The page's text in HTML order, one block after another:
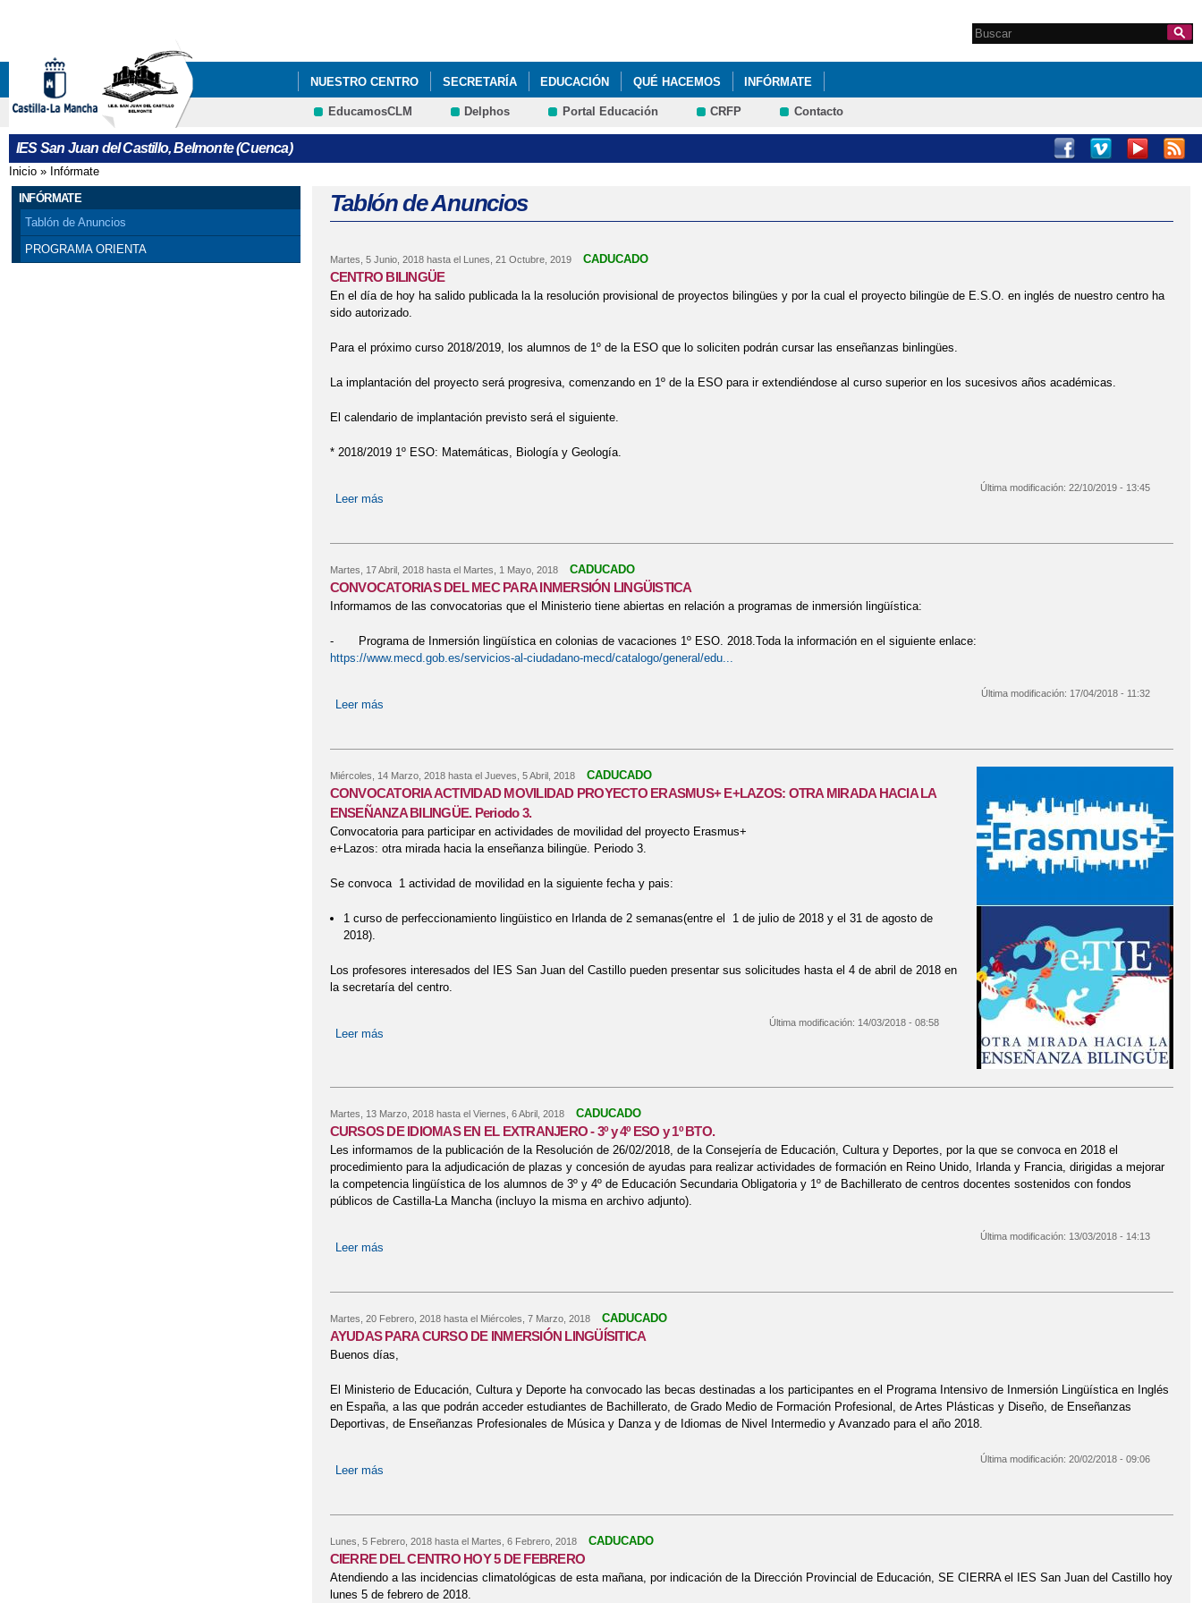
Formulario de
Search this site
NUESTRO CENTRO SECRETARÍA EDUCACIÓN QUÉ HACEMOS INFÓRMATE
EducamosCLM Delphos Portal Educación CRFP Contacto
IES San Juan del Castillo, Belmonte (Cuenca)
Se encuentra usted aquí
Inicio » Infórmate
INFÓRMATE
Tablón de Anuncios
PROGRAMA ORIENTA
Tablón de Anuncios
Martes, 5 Junio, 2018hasta el Lunes, 21 Octubre, 2019 CADUCADO
CENTRO BILINGÜE
En el día de hoy ha salido publicada la la resolución provisional de proyectos bilingües y por la cual el proyecto bilingüe de E.S.O. en inglés de nuestro centro ha
sido autorizado.
Para el próximo curso 2018/2019, los alumnos de 1º de la ESO que lo soliciten podrán cursar las enseñanzas binlingües.
La implantación del proyecto será progresiva, comenzando en 1º de la ESO para ir extendiéndose al curso superior en los sucesivos años académicas.
El calendario de implantación previsto será el siguiente.
* 2018/2019 1º ESO: Matemáticas, Biología y Geología.
Leer más
Última modificación: 22/10/2019 - 13:45
Martes, 17 Abril, 2018hasta el Martes, 1 Mayo, 2018 CADUCADO
CONVOCATORIAS DEL MEC PARA INMERSIÓN LINGÜISTICA
Informamos de las convocatorias que el Ministerio tiene abiertas en relación a programas de inmersión lingüística:
- Programa de Inmersión lingüística en colonias de vacaciones 1º ESO. 2018.Toda la información en el siguiente enlace:
https://www.mecd.gob.es/servicios-al-ciudadano-mecd/catalogo/general/edu...
Leer más
Última modificación: 17/04/2018 - 11:32
Miércoles, 14 Marzo, 2018hasta el Jueves, 5 Abril, 2018 CADUCADO
CONVOCATORIA ACTIVIDAD MOVILIDAD PROYECTO ERASMUS+ E+LAZOS: OTRA MIRADA HACIA LA
ENSEÑANZA BILINGÜE. Periodo 3.
Convocatoria para participar en actividades de movilidad del proyecto Erasmus+
e+Lazos: otra mirada hacia la enseñanza bilingüe. Periodo 3.
Se convoca 1 actividad de movilidad en la siguiente fecha y pais:
1 curso de perfeccionamiento lingüistico en Irlanda de 2 semanas(entre el 1 de julio de 2018 y el 31 de agosto de
2018).
Los profesores interesados del IES San Juan del Castillo pueden presentar sus solicitudes hasta el 4 de abril de 2018 en
la secretaría del centro.
Leer más sobre CONVOCATORIA ACTIVIDAD MOVILIDAD PROYECTO ERASMUS+ E+LAZOS: OTRA MIRADA HACIA LA ENSEÑANZA BILINGÜE. Periodo 3.
Última modificación: 14/03/2018 - 08:58
Martes, 13 Marzo, 2018hasta el Viernes, 6 Abril, 2018 CADUCADO
CURSOS DE IDIOMAS EN EL EXTRANJERO - 3º y 4º ESO y 1º BTO.
Les informamos de la publicación de la Resolución de 26/02/2018, de la Consejería de Educación, Cultura y Deportes, por la que se convoca en 2018 el
procedimiento para la adjudicación de plazas y concesión de ayudas para realizar actividades de formación en Reino Unido, Irlanda y Francia, dirigidas a mejorar
la competencia lingüística de los alumnos de 3º y 4º de Educación Secundaria Obligatoria y 1º de Bachillerato de centros docentes sostenidos con fondos
públicos de Castilla-La Mancha (incluyo la misma en archivo adjunto).
Leer más
Última modificación: 13/03/2018 - 14:13
Martes, 20 Febrero, 2018hasta el Miércoles, 7 Marzo, 2018 CADUCADO
AYUDAS PARA CURSO DE INMERSIÓN LINGÜÍSITICA
Buenos días,
El Ministerio de Educación, Cultura y Deporte ha convocado las becas destinadas a los participantes en el Programa Intensivo de Inmersión Lingüística en Inglés
en España, a las que podrán acceder estudiantes de Bachillerato, de Grado Medio de Formación Profesional, de Artes Plásticas y Diseño, de Enseñanzas
Deportivas, de Enseñanzas Profesionales de Música y Danza y de Idiomas de Nivel Intermedio y Avanzado para el año 2018.
Leer más
Última modificación: 20/02/2018 - 09:06
Lunes, 5 Febrero, 2018hasta el Martes, 6 Febrero, 2018 CADUCADO
CIERRE DEL CENTRO HOY 5 DE FEBRERO
Atendiendo a las incidencias climatológicas de esta mañana, por indicación de la Dirección Provincial de Educación, SE CIERRA el IES San Juan del Castillo hoy
lunes 5 de febrero de 2018.